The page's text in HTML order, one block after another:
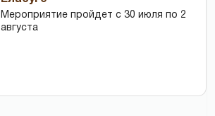
Мероприятие пройдет с 30 июля по 2
августа